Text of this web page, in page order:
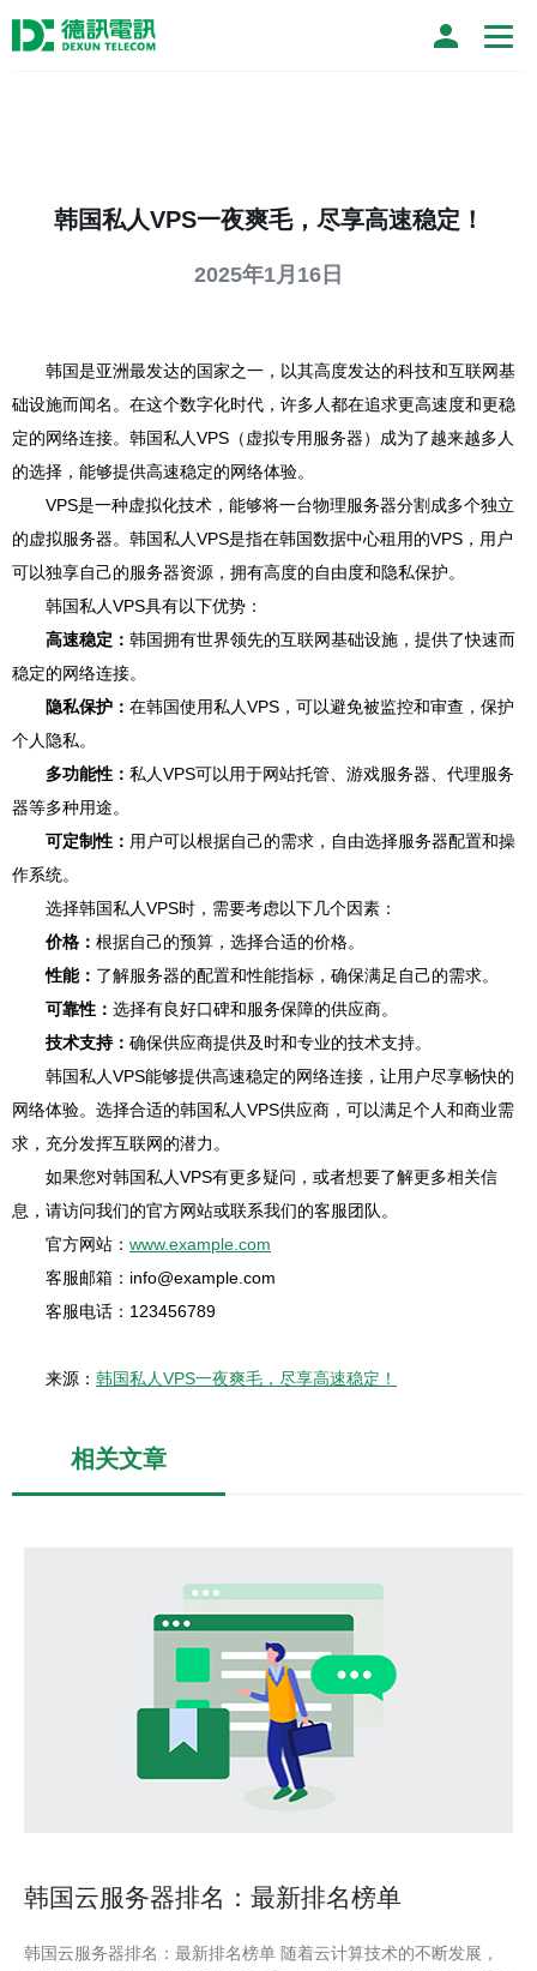
韩国私人VPS一夜爽毛，尽享高速稳定！
2025年1月16日
韩国是亚洲最发达的国家之一，以其高度发达的科技和互联网基
础设施而闻名。在这个数字化时代，许多人都在追求更高速度和更稳
定的网络连接。韩国私人VPS（虚拟专用服务器）成为了越来越多人
的选择，能够提供高速稳定的网络体验。
VPS是一种虚拟化技术，能够将一台物理服务器分割成多个独立
的虚拟服务器。韩国私人VPS是指在韩国数据中心租用的VPS，用户
可以独享自己的服务器资源，拥有高度的自由度和隐私保护。
韩国私人VPS具有以下优势：
高速稳定： 韩国拥有世界领先的互联网基础设施，提供了快速而
稳定的网络连接。
隐私保护： 在韩国使用私人VPS，可以避免被监控和审查，保护
个人隐私。
多功能性： 私人VPS可以用于网站托管、游戏服务器、代理服务
器等多种用途。
可定制性： 用户可以根据自己的需求，自由选择服务器配置和操
作系统。
选择韩国私人VPS时，需要考虑以下几个因素：
价格： 根据自己的预算，选择合适的价格。
性能： 了解服务器的配置和性能指标，确保满足自己的需求。
可靠性： 选择有良好口碑和服务保障的供应商。
技术支持： 确保供应商提供及时和专业的技术支持。
韩国私人VPS能够提供高速稳定的网络连接，让用户尽享畅快的
网络体验。选择合适的韩国私人VPS供应商，可以满足个人和商业需
求，充分发挥互联网的潜力。
如果您对韩国私人VPS有更多疑问，或者想要了解更多相关信
息，请访问我们的官方网站或联系我们的客服团队。
官方网站： www.example.com
客服邮箱：info@example.com
客服电话：123456789
来源： 韩国私人VPS一夜爽毛，尽享高速稳定！
相关文章
韩国云服务器排名：最新排名榜单
韩国云服务器排名：最新排名榜单 随着云计算技术的不断发展，